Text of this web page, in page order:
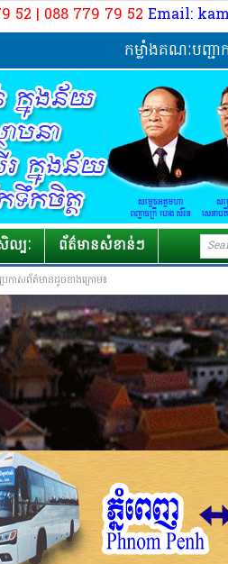
52 | 088 779 79 52 Email:
កម្លាំងគណៈបញ្ជាការឯកភ
ល្បៈ ព័ត៌មាន​សំខាន់ៗ
រកាសព័ត៌មានដូចខាងក្រោម៖